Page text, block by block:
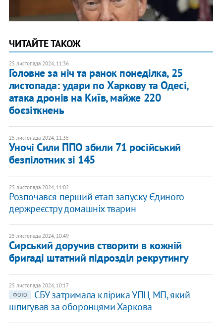
ЧИТАЙТЕ ТАКОЖ
25 листопада 2024, 11:36
Головне за ніч та ранок понеділка, 25
листопада: удари по Харкову та Одесі,
атака дронів на Київ, майже 220
боєзіткнень
25 листопада 2024, 11:35
Уночі Сили ППО збили 71 російський
безпілотник зі 145
25 листопада 2024, 11:02
Розпочався перший етап запуску Єдиного
держреєстру домашніх тварин
25 листопада 2024, 10:49
Сирський доручив створити в кожній
бригаді штатний підрозділ рекрутингу
25 листопада 2024, 10:17
ФОТО
СБУ затримала клірика УПЦ МП, який
шпигував за оборонцями Харкова